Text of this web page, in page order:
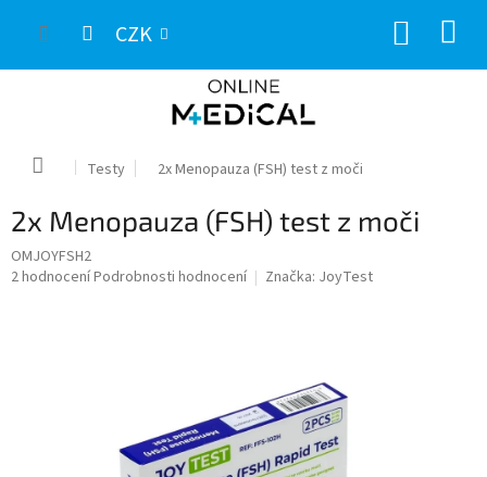
CZK
Domů Testy 2x Menopauza (FSH) test z moči
2x Menopauza (FSH) test z moči
OMJOYFSH2
Průměrné
2 hodnoceníPodrobnosti hodnocení Značka: JoyTest